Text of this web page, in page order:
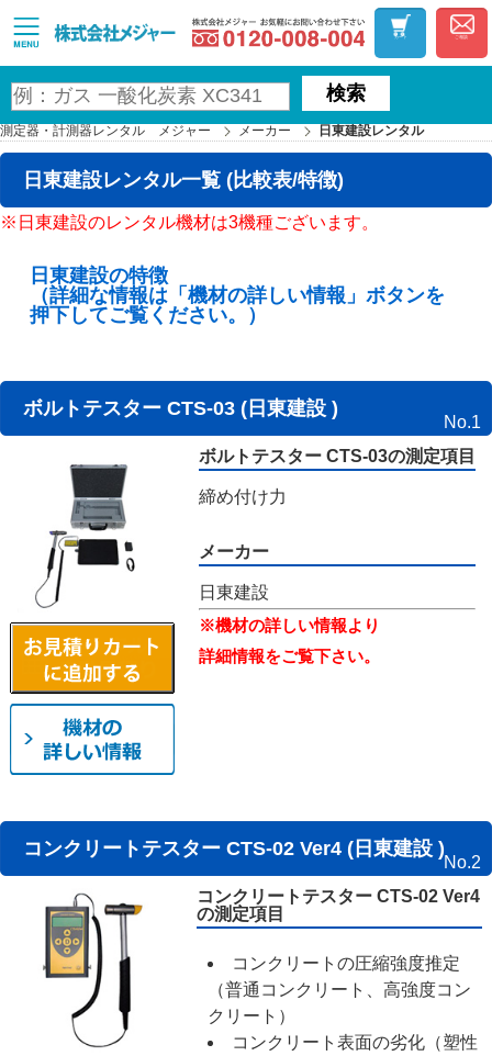
MAJOR
お気軽にお問
カート ご相談
検索
測定器・計測器レンタル メジャー メーカー 日東建設レンタル
日東建設レンタル一覧 (比較表/特徴)
※日東建設のレンタル機材は3機種ございます。
日東建設の特徴
（詳細な情報は「機材の詳しい情報」ボタンを
押下してご覧ください。）
ボルトテスター CTS-03 (日東建設 )
No.1
ボルトテスター CTS-03の測定項目
締め付け力
メーカー
日東建設
※機材の詳しい情報より
詳細情報をご覧下さい。
コンクリートテスター CTS-02 Ver4 (日東建設 )
No.2
コンクリートテスター CTS-02 Ver4
の測定項目
コンクリートの圧縮強度推定
（普通コンクリート、高強度コン
クリート）
コンクリート表面の劣化（塑性